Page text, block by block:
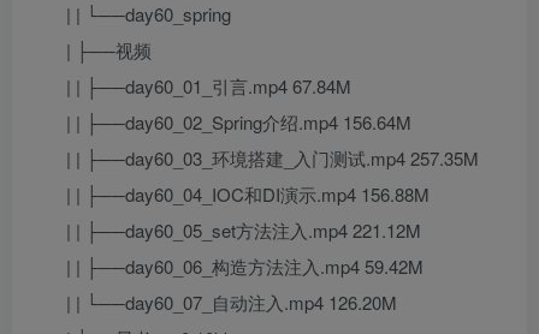
| | └──day60_spring
| ├──视频
| | ├──day60_01_引言.mp4 67.84M
| | ├──day60_02_Spring介绍.mp4 156.64M
| | ├──day60_03_环境搭建_入门测试.mp4 257.35M
| | ├──day60_04_IOC和DI演示.mp4 156.88M
| | ├──day60_05_set方法注入.mp4 221.12M
| | ├──day60_06_构造方法注入.mp4 59.42M
| | └──day60_07_自动注入.mp4 126.20M